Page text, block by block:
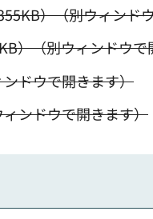
）（別ウィンド
）（別ウィンドウで
ドウで開きます）
ンドウで開きます）